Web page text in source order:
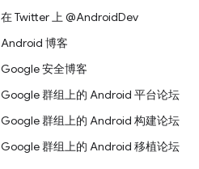
在 Twitter 上 @AndroidDev
Android 博客
Google 安全博客
Google 群组上的 Android 平台论坛
Google 群组上的 Android 构建论坛
Google 群组上的 Android 移植论坛